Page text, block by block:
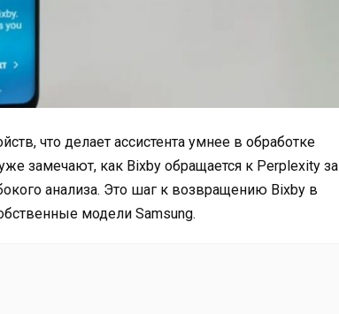
что делает ассистента умнее в обработке
замечают, как Bixby обращается к Perplexity за
анализа. Это шаг к возвращению Bixby в
модели Samsung.